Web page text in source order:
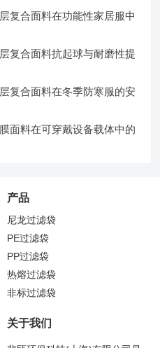
复合面料在功能性家居服中
复合面料抗起球与耐磨性提
复合面料在冬季防寒服的安
面料在可穿戴设备载体中的
产品
尼龙过滤袋
PE过滤袋
PP过滤袋
热熔过滤袋
非标过滤袋
关于我们